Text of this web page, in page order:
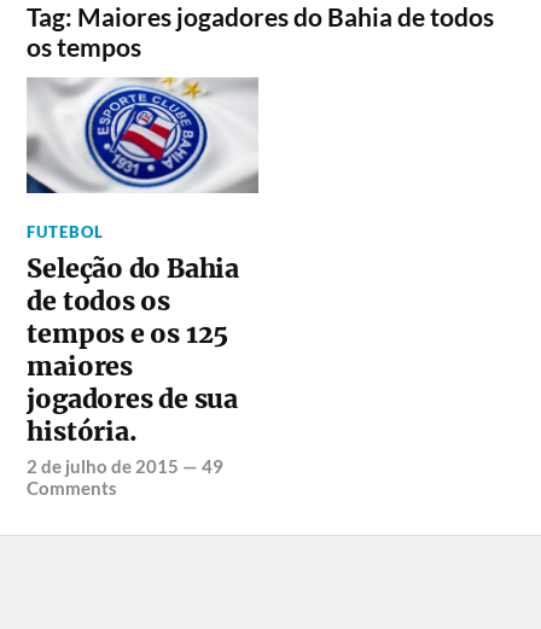
Tag: Maiores jogadores do Bahia de todos
os tempos
FUTEBOL
Seleção do Bahia
de todos os
tempos e os 125
maiores
jogadores de sua
história.
2 de julho de 2015 —49
Comments